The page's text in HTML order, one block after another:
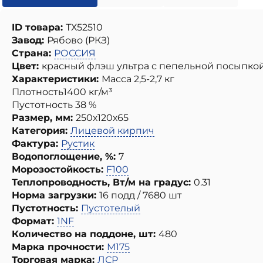
ID товара: ТХ52510
Завод: Рябово (РКЗ)
Страна: РОССИЯ
Цвет: красный флэш ультра с пепельной
Характеристики: Масса 2,5-2,7 кг
Плотность1400 кг/м³
Пустотность 38 %
Размер, мм: 250х120х65
Категория: Лицевой кирпич
Фактура: Рустик
Водопоглощение, %: 7
Морозостойкость: F100
Теплопроводность, Вт/м на градус: 0.31
Норма загрузки: 16 подд / 7680 шт
Пустотность: Пустотелый
Формат: 1NF
Количество на поддоне, шт: 480
Марка прочности: М175
Торговая марка: ЛСР